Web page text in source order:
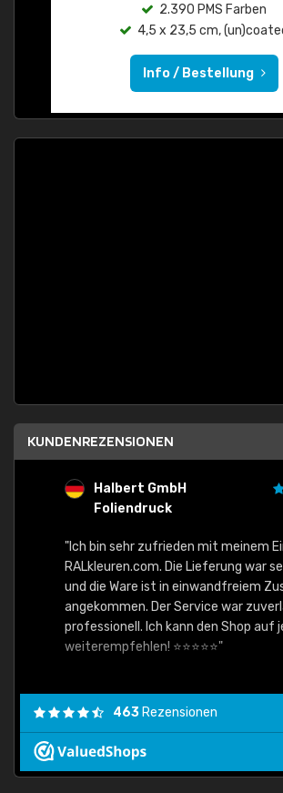
2.390 PMS Farben
4,5 x 23,5 cm,
Info / Bestellung
KUNDENREZENSIONEN
Halbert GmbH
Foliendruck
"Ich bin sehr zufrieden mit meinem
RALkleuren.com. Die Lieferung war
und die Ware ist in einwandfreiem
angekommen. Der Service war
professionell. Ich kann den Shop auf
weiterempfehlen! ⭐⭐⭐⭐⭐"
463 Rezensionen